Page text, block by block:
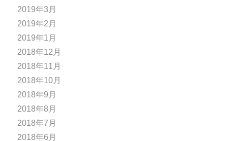
2019年3月
2019年2月
2019年1月
2018年12月
2018年11月
2018年10月
2018年9月
2018年8月
2018年7月
2018年6月